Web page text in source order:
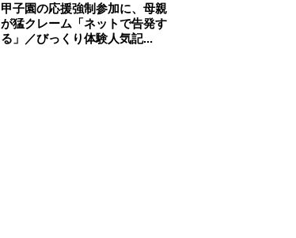
甲子園の応援強制参加に、母親
が猛クレーム「ネットで告発す
る」／びっくり体験人気記...